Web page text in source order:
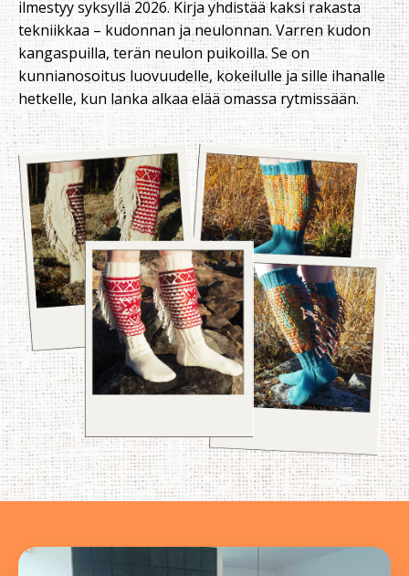
ilmestyy syksyllä 2026. Kirja yhdistää kaksi rakasta
tekniikkaa – kudonnan ja neulonnan. Varren kudon
kangaspuilla, terän neulon puikoilla. Se on
kunnianosoitus luovuudelle, kokeilulle ja sille ihanalle
hetkelle, kun lanka alkaa elää omassa rytmissään.